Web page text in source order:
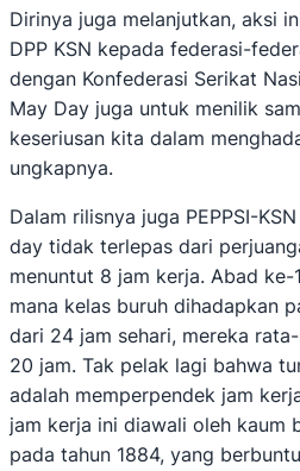
Dirinya juga melanjutkan, aksi
DPP KSN kepada federasi-
dengan Konfederasi Serikat
May Day juga untuk menilik
keseriusan kita dalam
ungkapnya.
Dalam rilisnya juga PEPPSI-
day tidak terlepas dari
menuntut 8 jam kerja. Abad
mana kelas buruh dihadapkan
dari 24 jam sehari, mereka
20 jam. Tak pelak lagi bahwa
adalah memperpendek jam
jam kerja ini diawali oleh kaum
pada tahun 1884, yang